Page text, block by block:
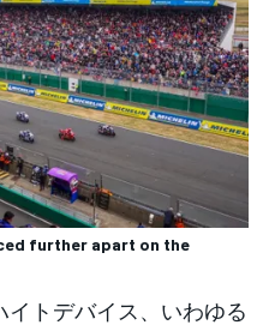
further apart on the
トデバイス、いわゆる